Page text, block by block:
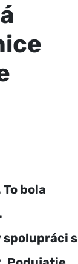
bola
spolupráci s